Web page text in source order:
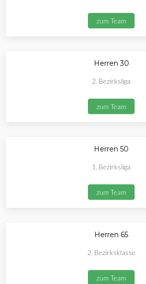
zum Team
Herren 30
2. Bezirksliga
zum Team
Herren 50
1. Bezirksliga
zum Team
Herren 65
2. Bezirksklasse
zum Team